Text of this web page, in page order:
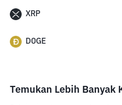
XRP
DOGE
Temukan Lebih Banyak